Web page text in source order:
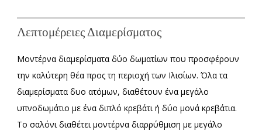
Λεπτομέρειες Διαμερίσματος
Μοντέρνα διαμερίσματα δύο δωματίων που προσφέρουν
την καλύτερη θέα προς τη περιοχή των Ιλισίων. Όλα τα
διαμερίσματα δυο ατόμων, διαθέτουν ένα μεγάλο
υπνοδωμάτιο με ένα διπλό κρεβάτι ή δύο μονά κρεβάτια.
Το σαλόνι διαθέτει μοντέρνα διαρρύθμιση με μεγάλο